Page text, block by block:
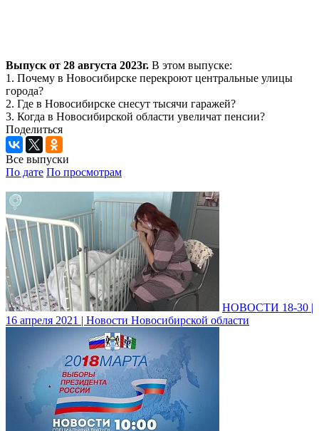
Выпуск от 28 августа 2023г. В этом выпуске:
1. Почему в Новосибирске перекроют центральные улицы
города?
2. Где в Новосибирске снесут тысячи гаражей?
3. Когда в Новосибирской области увеличат пенсии?
Поделиться
Все выпуски
По дате По просмотрам
НОВОСТИ 18-30 |
16 апреля 2021 | Новости Новосибирской области